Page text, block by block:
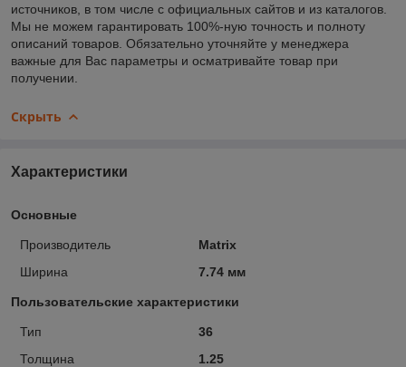
источников, в том числе с официальных сайтов и из каталогов.
Мы не можем гарантировать 100%-ную точность и полноту
описаний товаров. Обязательно уточняйте у менеджера
важные для Вас параметры и осматривайте товар при
получении.
Скрыть
Характеристики
Основные
Производитель
Matrix
Ширина
7.74 мм
Пользовательские характеристики
Тип
36
Толщина
1.25